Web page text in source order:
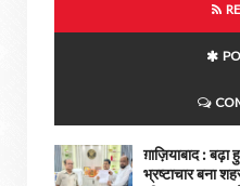
ग़ाज़ियाबाद :
भ्रष्टाचार बना